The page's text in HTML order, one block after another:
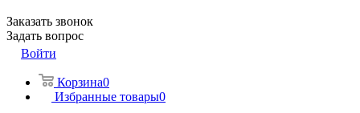
Заказать звонок
Задать вопрос
Войти
Корзина0
Избранные товары0